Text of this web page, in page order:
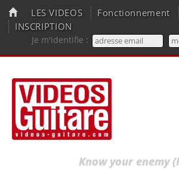
LES VIDEOS Fonctionnement
INSCRIPTION
Je m'identifie :
Know your enemy